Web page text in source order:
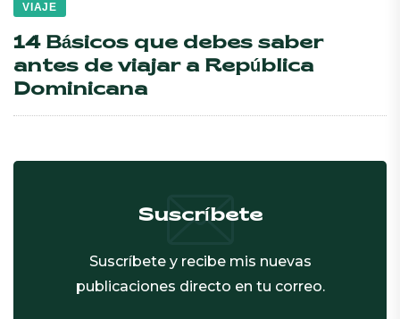
VIAJE
14 Básicos que debes saber
antes de viajar a República
Dominicana
Suscríbete
Suscríbete y recibe mis nuevas
publicaciones directo en tu correo.